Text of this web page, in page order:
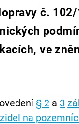
č.
ve
§ 2 a 3
na